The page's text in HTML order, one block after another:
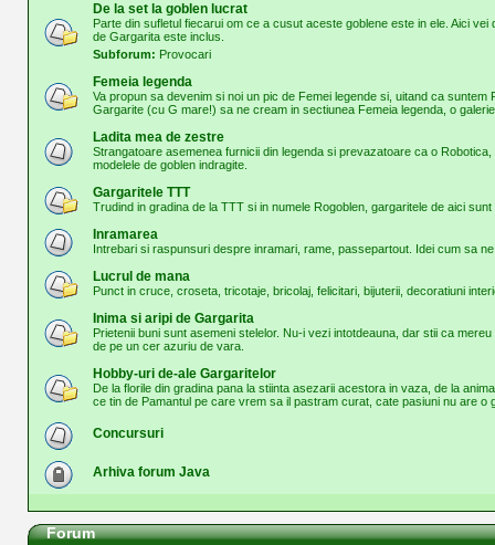
De la set la goblen lucrat
Parte din sufletul fiecarui om ce a cusut aceste goblene este in ele. Aici
de Gargarita este inclus.
Subforum: Provocari
Femeia legenda
Va propun sa devenim si noi un pic de Femei legende si, uitand ca
Gargarite (cu G mare!) sa ne cream in sectiunea Femeia legenda, o
Ladita mea de zestre
Strangatoare asemenea furnicii din legenda si prevazatoare ca o
modelele de goblen indragite.
Gargaritele TTT
Trudind in gradina de la TTT si in numele Rogoblen, gargaritele de aici
Inramarea
Intrebari si raspunsuri despre inramari, rame, passepartout. Idei cum sa
Lucrul de mana
Punct in cruce, croseta, tricotaje, bricolaj, felicitari, bijuterii, decoratiuni
Inima si aripi de Gargarita
Prietenii buni sunt asemeni stelelor. Nu-i vezi intotdeauna, dar stii ca
de pe un cer azuriu de vara.
Hobby-uri de-ale Gargaritelor
De la florile din gradina pana la stiinta asezarii acestora in vaza, de la
ce tin de Pamantul pe care vrem sa il pastram curat, cate pasiuni nu are o
Concursuri
Arhiva forum Java
Forum